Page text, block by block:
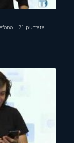
– 21 puntata –